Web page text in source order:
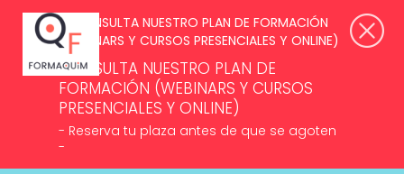
CONSULTA NUESTRO PLAN DE
FORMACIÓN (WEBINARS Y CURSOS
PRESENCIALES Y ONLINE)
- Reserva tu plaza antes de que se agoten
-
SUSCRÍBETE A NUESTROS NEWSLETTERS >
ACCESO ASOCIADOS